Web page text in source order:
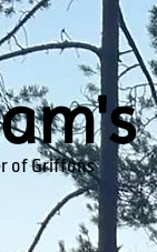
of Griffons